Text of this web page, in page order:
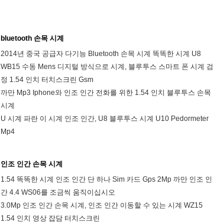
bluetooth 손목 시계
2014년 중국 공급자 다기능 Bluetooth 손목 시계 똑똑한 시계 U8
WB15 수동 Mens 디지털 방식으로 시계, 블루투스 스마트 폰 시계 검
정 1.54 인치 터치스크린 Gsm
까만 Mp3 Iphone와 인조 인간 전화를 위한 1.54 인치 블루투스 손목
시계
U 시계 파란 이 시계 인조 인간, U8 블루투스 시계 U10 Pedormeter
Mp4
인조 인간 손목 시계
1.54 똑똑한 시계 인조 인간 단 하나 Sim 카드 Gps 2Mp 까만 인조 인
간 4.4 WS06를 조금씩 움직이십시오
3.0Mp 인조 인간 손목 시계, 인조 인간 이동할 수 있는 시계 WZ15
1.54 인치 영상 잡담 터치스크린